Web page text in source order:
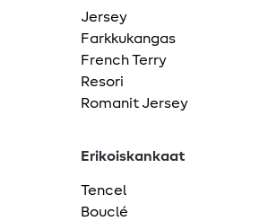
Jersey
Farkkukangas
French Terry
Resori
Romanit Jersey
Erikoiskankaat
Tencel
Bouclé